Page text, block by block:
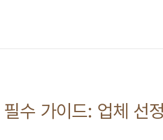
수 가이드: 업체 선